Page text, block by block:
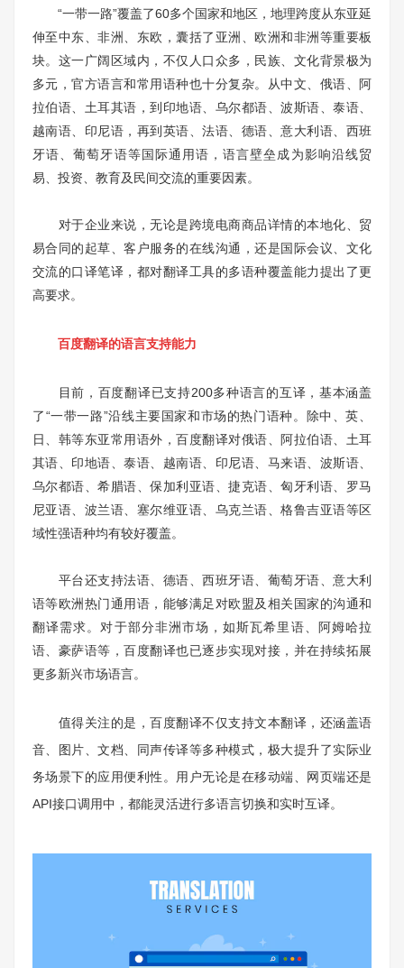
“一带一路”覆盖了60多个国家和地区，地理跨度从东亚延
伸至中东、非洲、东欧，囊括了亚洲、欧洲和非洲等重要板
块。这一广阔区域内，不仅人口众多，民族、文化背景极为
多元，官方语言和常用语种也十分复杂。从中文、俄语、阿
拉伯语、土耳其语，到印地语、乌尔都语、波斯语、泰语、
越南语、印尼语，再到英语、法语、德语、意大利语、西班
牙语、葡萄牙语等国际通用语，语言壁垒成为影响沿线贸
易、投资、教育及民间交流的重要因素。
对于企业来说，无论是跨境电商商品详情的本地化、贸
易合同的起草、客户服务的在线沟通，还是国际会议、文化
交流的口译笔译，都对翻译工具的多语种覆盖能力提出了更
高要求。
百度翻译的语言支持能力
目前，百度翻译已支持200多种语言的互译，基本涵盖
了“一带一路”沿线主要国家和市场的热门语种。除中、英、
日、韩等东亚常用语外，百度翻译对俄语、阿拉伯语、土耳
其语、印地语、泰语、越南语、印尼语、马来语、波斯语、
乌尔都语、希腊语、保加利亚语、捷克语、匈牙利语、罗马
尼亚语、波兰语、塞尔维亚语、乌克兰语、格鲁吉亚语等区
域性强语种均有较好覆盖。
平台还支持法语、德语、西班牙语、葡萄牙语、意大利
语等欧洲热门通用语，能够满足对欧盟及相关国家的沟通和
翻译需求。对于部分非洲市场，如斯瓦希里语、阿姆哈拉
语、豪萨语等，百度翻译也已逐步实现对接，并在持续拓展
更多新兴市场语言。
值得关注的是，百度翻译不仅支持文本翻译，还涵盖语
音、图片、文档、同声传译等多种模式，极大提升了实际业
务场景下的应用便利性。用户无论是在移动端、网页端还是
API接口调用中，都能灵活进行多语言切换和实时互译。